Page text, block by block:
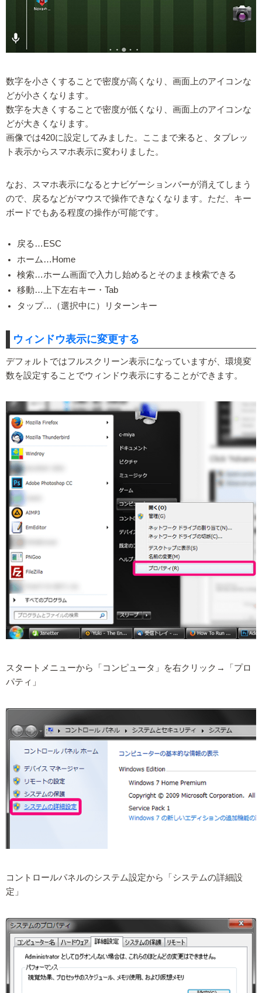
数字を小さくすることで密度が高くなり、画面上のアイコンな
どが小さくなります。
数字を大きくすることで密度が低くなり、画面上のアイコンな
どが大きくなります。
画像では420に設定してみました。ここまで来ると、タブレッ
ト表示からスマホ表示に変わりました。
なお、スマホ表示になるとナビゲーションバーが消えてしまう
ので、戻るなどがマウスで操作できなくなります。ただ、キー
ボードでもある程度の操作が可能です。
戻る…ESC
ホーム…Home
検索…ホーム画面で入力し始めるとそのまま検索できる
移動…上下左右キー・Tab
タップ…（選択中に）リターンキー
ウィンドウ表示に変更する
デフォルトではフルスクリーン表示になっていますが、環境変
数を設定することでウィンドウ表示にすることができます。
スタートメニューから「コンピュータ」を右クリック→「プロ
パティ」
コントロールパネルのシステム設定から「システムの詳細設
定」